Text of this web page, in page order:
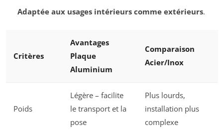
Adaptée aux usages intérieurs comme extérieurs.
Critères
Avantages
Plaque
Aluminium
Comparaison
Acier/Inox
Poids
Légère – facilite
le transport et la
pose
Plus lourds,
installation plus
complexe